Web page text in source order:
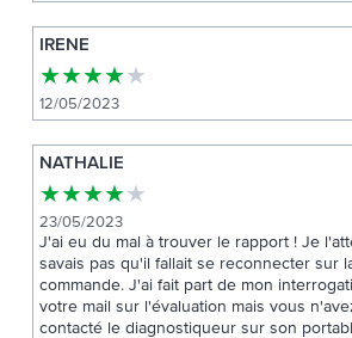
IRENE
★★★★★
12/05/2023
NATHALIE
★★★★★
23/05/2023
J'ai eu du mal à trouver le rapport ! Je
savais pas qu'il fallait se reconnecter sur
commande. J'ai fait part de mon
votre mail sur l'évaluation mais vous
contacté le diagnostiqueur sur son